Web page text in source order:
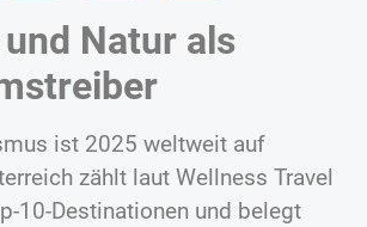
Natur als
ist 2025 weltweit auf
zählt laut Wellness Travel
10-Destinationen und belegt